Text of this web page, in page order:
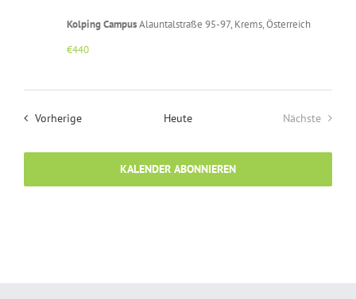
Kolping CampusAlauntalstraße 95-97, Krems, Österreich
€440
VorherigeVeranstaltungen Heute
Nächste
KALENDER ABONNIEREN